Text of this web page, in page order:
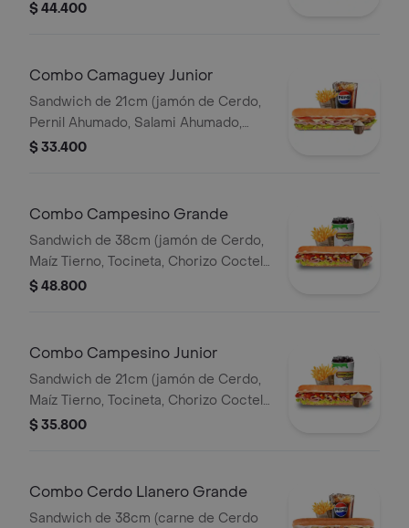
Tomate, Pepinillos Agridulces, Queso
$ 44.400
Combo Camaguey Junior
Sandwich de 21cm (jamón de Cerdo,
Pernil Ahumado, Salami Ahumado,
Tomate, Pepinillos Agridulces, Queso
$ 33.400
Combo Campesino Grande
Sandwich de 38cm (jamón de Cerdo,
Maíz Tierno, Tocineta, Chorizo Coctel,
Lechuga, Queso Mozzarella y Salsa de
$ 48.800
Combo Campesino Junior
Sandwich de 21cm (jamón de Cerdo,
Maíz Tierno, Tocineta, Chorizo Coctel,
Lechuga, Queso Mozzarella y Salsa de
$ 35.800
Combo Cerdo Llanero Grande
Sandwich de 38cm (carne de Cerdo